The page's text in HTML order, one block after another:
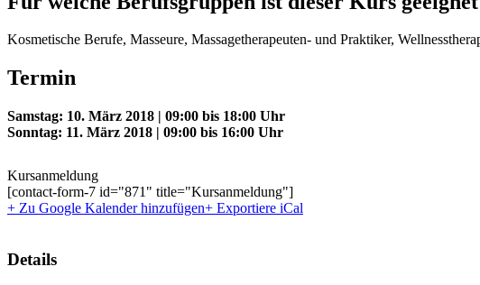
Kosmetische Berufe, Masseure, Massagetherapeuten- und Praktiker,
Termin
Samstag: 10. März 2018 | 09:00 bis 18:00 Uhr
Sonntag: 11. März 2018 | 09:00 bis 16:00 Uhr
Kursanmeldung
[contact-form-7 id="871" title="Kursanmeldung"]
+ Zu Google Kalender hinzufügen+ Exportiere iCal
Details